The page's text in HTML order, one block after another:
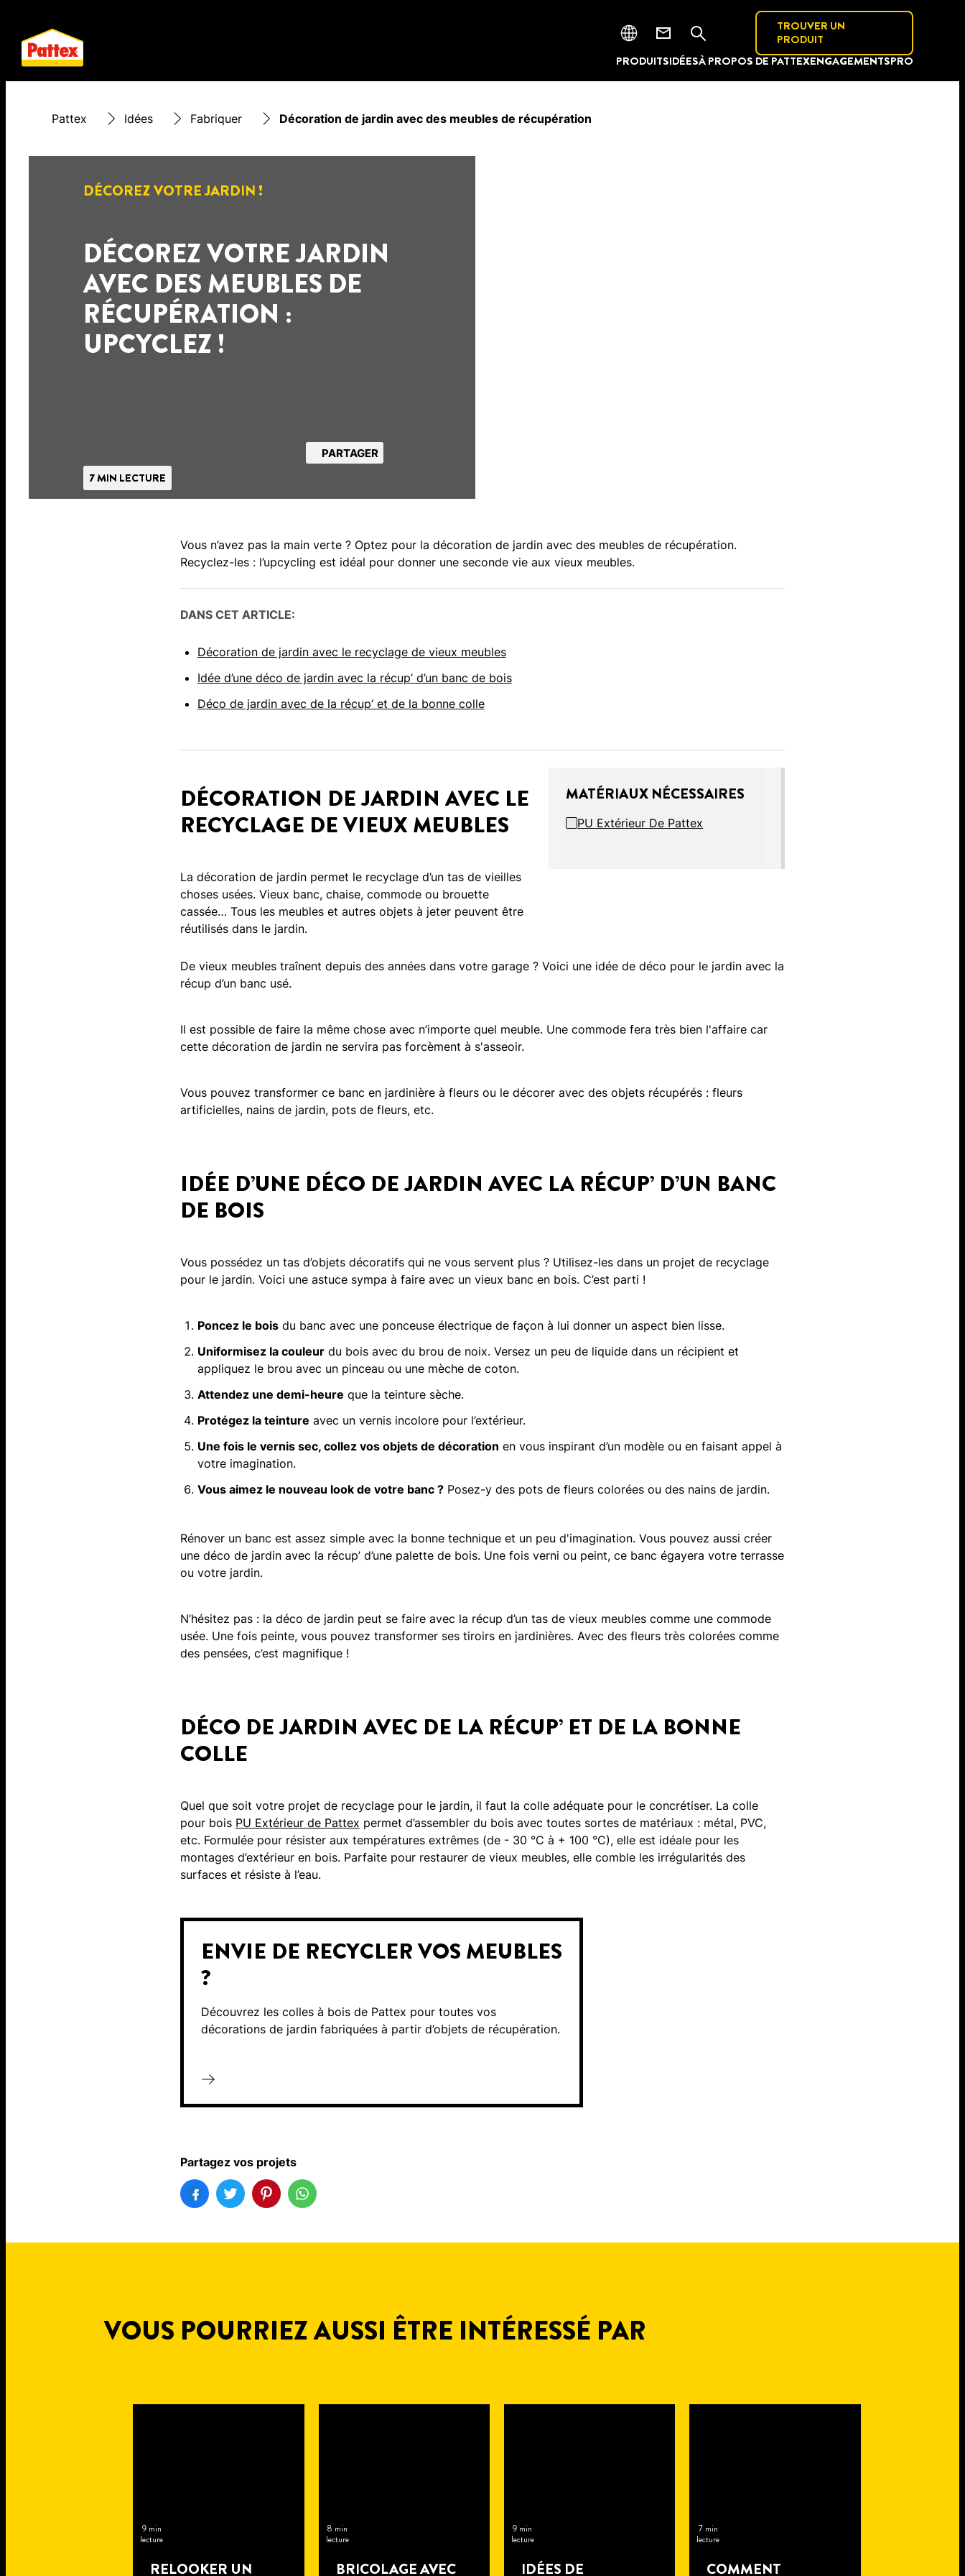
PRODUITSIDÉESÀ PROPOS DE PATTEXENGAGEMENTSPRO
TROUVER UN
PRODUIT
Pattex Idées Fabriquer Décoration de jardin avec des meubles de récupération
DÉCOREZ VOTRE JARDIN !
DÉCOREZ VOTRE JARDIN
AVEC DES MEUBLES DE
RÉCUPÉRATION :
UPCYCLEZ !
7 MIN LECTURE
PARTAGER
Vous n’avez pas la main verte ? Optez pour la décoration de jardin avec des meubles de récupération.
Recyclez-les : l’upcycling est idéal pour donner une seconde vie aux vieux meubles.
DANS CET ARTICLE:
Décoration de jardin avec le recyclage de vieux meubles
Idée d’une déco de jardin avec la récup’ d’un banc de bois
Déco de jardin avec de la récup’ et de la bonne colle
DÉCORATION DE JARDIN AVEC LE
RECYCLAGE DE VIEUX MEUBLES
La décoration de jardin permet le recyclage d’un tas de vieilles
choses usées. Vieux banc, chaise, commode ou brouette
cassée… Tous les meubles et autres objets à jeter peuvent être
réutilisés dans le jardin.
MATÉRIAUX NÉCESSAIRES
PU Extérieur De Pattex
De vieux meubles traînent depuis des années dans votre garage ? Voici une idée de déco pour le jardin avec la
récup d’un banc usé.
Il est possible de faire la même chose avec n’importe quel meuble. Une commode fera très bien l'affaire car
cette décoration de jardin ne servira pas forcèment à s'asseoir.
Vous pouvez transformer ce banc en jardinière à fleurs ou le décorer avec des objets récupérés : fleurs
artificielles, nains de jardin, pots de fleurs, etc.
IDÉE D’UNE DÉCO DE JARDIN AVEC LA RÉCUP’ D’UN BANC
DE BOIS
Vous possédez un tas d’objets décoratifs qui ne vous servent plus ? Utilisez-les dans un projet de recyclage
pour le jardin. Voici une astuce sympa à faire avec un vieux banc en bois. C’est parti !
Poncez le boisdu banc avec une ponceuse électrique de façon à lui donner un aspect bien lisse.
Uniformisez la couleurdu bois avec du brou de noix. Versez un peu de liquide dans un récipient et
appliquez le brou avec un pinceau ou une mèche de coton.
Attendez une demi-heure que la teinture sèche.
Protégez la teinture avec un vernis incolore pour l’extérieur.
Une fois le vernis sec, collez vos objets de décoration en vous inspirant d’un modèle ou en faisant appel à
votre imagination.
Vous aimez le nouveau look de votre banc ?Posez-y des pots de fleurs colorées ou des nains de jardin.
Rénover un banc est assez simple avec la bonne technique et un peu d'imagination. Vous pouvez aussi créer
une déco de jardin avec la récup’ d’une palette de bois. Une fois verni ou peint, ce banc égayera votre terrasse
ou votre jardin.
N’hésitez pas : la déco de jardin peut se faire avec la récup d’un tas de vieux meubles comme une commode
usée. Une fois peinte, vous pouvez transformer ses tiroirs en jardinières. Avec des fleurs très colorées comme
des pensées, c’est magnifique !
DÉCO DE JARDIN AVEC DE LA RÉCUP’ ET DE LA BONNE
COLLE
Quel que soit votre projet de recyclage pour le jardin, il faut la colle adéquate pour le concrétiser. La colle
pour bois PU Extérieur de Pattex permet d’assembler du bois avec toutes sortes de matériaux : métal, PVC,
etc. Formulée pour résister aux températures extrêmes (de - 30 °C à + 100 °C), elle est idéale pour les
montages d’extérieur en bois. Parfaite pour restaurer de vieux meubles, elle comble les irrégularités des
surfaces et résiste à l’eau.
ENVIE DE RECYCLER VOS MEUBLES
?
Découvrez les colles à bois de Pattex pour toutes vos
décorations de jardin fabriquées à partir d’objets de récupération.
Partagez vos projets
VOUS POURRIEZ AUSSI ÊTRE INTÉRESSÉ PAR
9 min
lecture
RELOOKER UN
8 min
lecture
BRICOLAGE AVEC
9 min
lecture
IDÉES DE
7 min
lecture
COMMENT